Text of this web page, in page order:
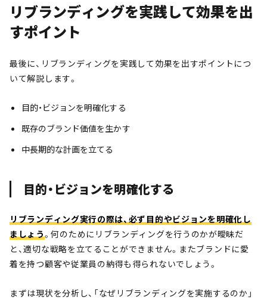
リブランディングを実践して効果を出
すポイント
最後に、リブランディングを実践して効果を出すポイントにつ
いて解説します。
目的・ビジョンを明確化する
既存のブランド価値を生かす
中長期的な計画を立てる
目的・ビジョンを明確化する
リブランディング実行の際は、必ず目的やビジョンを明確化し
ましょう。何のためにリブランディングを行うのかが曖昧だ
と、適切な戦略を立てることができません。またブランドに愛
着を持つ顧客や従業員の納得も得られないでしょう。
まずは現状を分析し、「なぜリブランディングを実施するのか」